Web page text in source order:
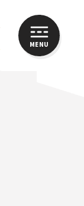
MENUCLOSE